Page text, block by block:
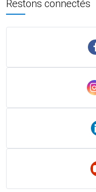
Restons connectés